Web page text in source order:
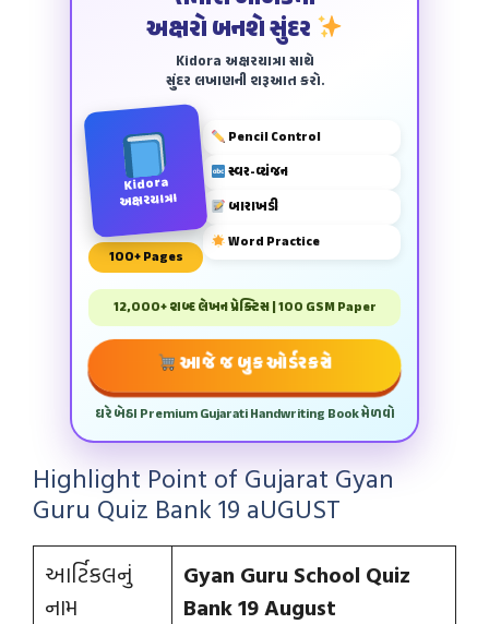
અક્ષરો બનશે સુંદર
Kidora અક્ષરયાત્રા સાથે
સુંદર લખાણની શરૂઆત કરો.
Kidora
અક્ષરયાત્રા
100+ Pages
Pencil Control
સ્વર-વ્યંજન
બારાખડી
Word Practice
12,000+ શબ્દ લેખન પ્રેક્ટિસ | 100 GSM Paper
આજે જ બુક ઓર્ડર કરો
ઘરે બેઠા Premium Gujarati Handwriting Book મેળવો
Highlight Point of Gujarat Gyan
Guru Quiz Bank 19 aUGUST
આર્ટિકલનું
નામ
Gyan Guru School Quiz
Bank 19 August